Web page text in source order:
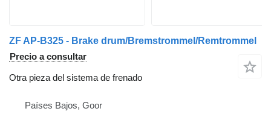
ZF AP-B325 - Brake drum/Bremstrommel/Remtrommel
Precio a consultar
Otra pieza del sistema de frenado
Países Bajos, Goor